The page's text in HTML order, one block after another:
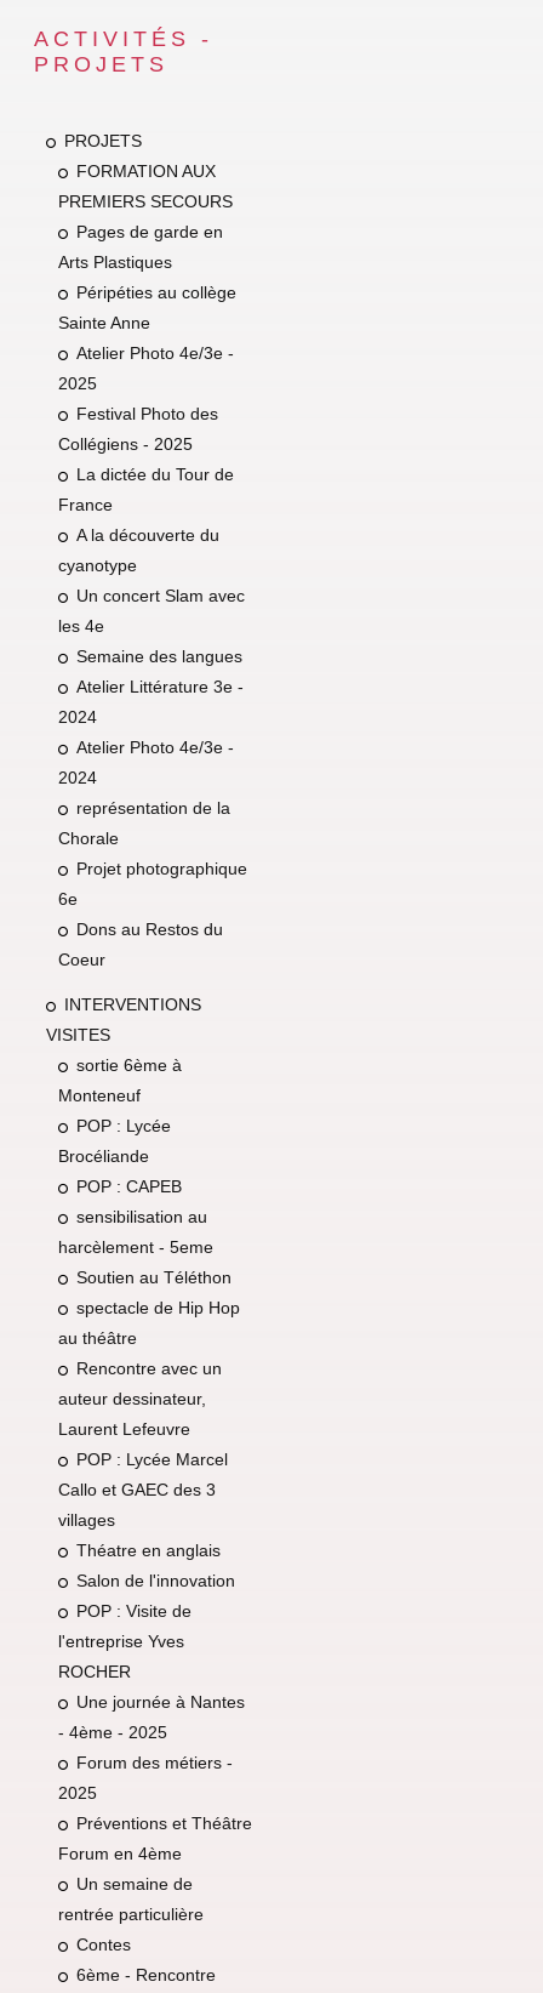
ACTIVITÉS -
PROJETS
PROJETS
FORMATION AUX
PREMIERS SECOURS
Pages de garde en
Arts Plastiques
Péripéties au collège
Sainte Anne
Atelier Photo 4e/3e -
2025
Festival Photo des
Collégiens - 2025
La dictée du Tour de
France
A la découverte du
cyanotype
Un concert Slam avec
les 4e
Semaine des langues
Atelier Littérature 3e -
2024
Atelier Photo 4e/3e -
2024
représentation de la
Chorale
Projet photographique
6e
Dons au Restos du
Coeur
INTERVENTIONS
VISITES
sortie 6ème à
Monteneuf
POP : Lycée
Brocéliande
POP : CAPEB
sensibilisation au
harcèlement - 5eme
Soutien au Téléthon
spectacle de Hip Hop
au théâtre
Rencontre avec un
auteur dessinateur,
Laurent Lefeuvre
POP : Lycée Marcel
Callo et GAEC des 3
villages
Théatre en anglais
Salon de l'innovation
POP : Visite de
l'entreprise Yves
ROCHER
Une journée à Nantes
- 4ème - 2025
Forum des métiers -
2025
Préventions et Théâtre
Forum en 4ème
Un semaine de
rentrée particulière
Contes
6ème - Rencontre